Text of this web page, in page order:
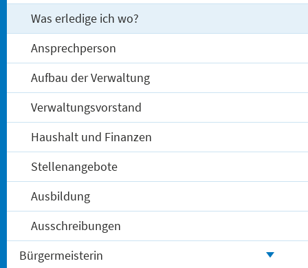
Was erledige ich wo?
Ansprechperson
Aufbau der Verwaltung
Verwaltungsvorstand
Haushalt und Finanzen
Stellenangebote
Ausbildung
Ausschreibungen
Bürgermeisterin